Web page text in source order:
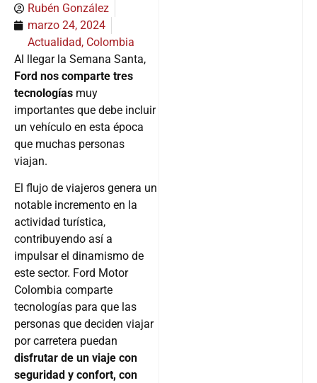
Rubén González
marzo 24, 2024
Actualidad, Colombia
Al llegar la Semana Santa,
Ford nos comparte tres
tecnologías muy
importantes que debe incluir
un vehículo en esta época
que muchas personas
viajan.
El flujo de viajeros genera un
notable incremento en la
actividad turística,
contribuyendo así a
impulsar el dinamismo de
este sector. Ford Motor
Colombia comparte
tecnologías para que las
personas que deciden viajar
por carretera puedan
disfrutar de un viaje con
seguridad y confort, con